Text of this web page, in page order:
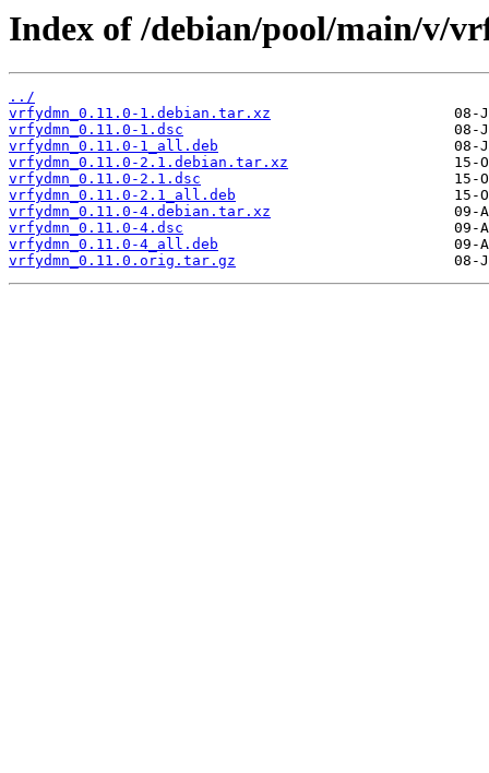
Index of /debian/pool/main/v/
../
vrfydmn_0.11.0-1.debian.tar.xz
vrfydmn_0.11.0-1.dsc
vrfydmn_0.11.0-1_all.deb
vrfydmn_0.11.0-2.1.debian.tar.xz
vrfydmn_0.11.0-2.1.dsc
vrfydmn_0.11.0-2.1_all.deb
vrfydmn_0.11.0-4.debian.tar.xz
vrfydmn_0.11.0-4.dsc
vrfydmn_0.11.0-4_all.deb
vrfydmn_0.11.0.orig.tar.gz